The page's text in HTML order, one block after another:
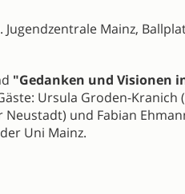
Mainz,
"Gedanken und Visionen
Ursula Groden-Kranich
und Fabian
Uni Mainz.